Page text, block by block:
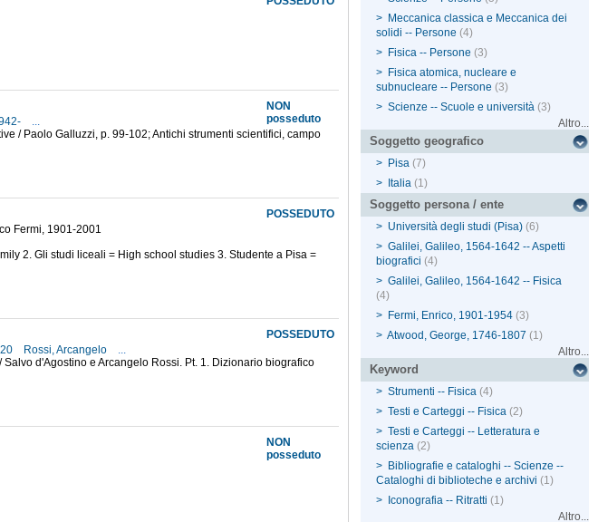
NON
posseduto
...
/ Paolo Galluzzi, p. 99-102; Antichi strumenti scientifici, campo
POSSEDUTO
Fermi, 1901-2001
2. Gli studi liceali = High school studies 3. Studente a Pisa =
POSSEDUTO
Rossi, Arcangelo
...
d'Agostino e Arcangelo Rossi. Pt. 1. Dizionario biografico
NON
posseduto
> Meccanica classica e Meccanica dei
solidi -- Persone (4)
> Fisica -- Persone (3)
> Fisica atomica, nucleare e
subnucleare -- Persone (3)
> Scienze -- Scuole e università (3)
Altro...
Soggetto geografico
> Pisa (7)
>
Italia (1)
Soggetto persona / ente
> Università degli studi (Pisa) (6)
> Galilei, Galileo, 1564-1642 -- Aspetti
biografici (4)
> Galilei, Galileo, 1564-1642 -- Fisica
(4)
> Fermi, Enrico, 1901-1954 (3)
> Atwood, George, 1746-1807 (1)
Altro...
Keyword
> Strumenti -- Fisica (4)
> Testi e Carteggi -- Fisica (2)
> Testi e Carteggi -- Letteratura e
scienza (2)
> Bibliografie e cataloghi -- Scienze --
Cataloghi di biblioteche e archivi (1)
>
Iconografia -- Ritratti (1)
Altro...